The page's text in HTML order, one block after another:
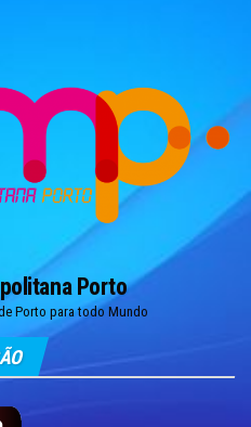
Porto
Porto para todo Mundo